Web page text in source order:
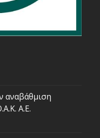
αναβάθμιση
Α.Ε.